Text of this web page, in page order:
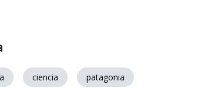
ciencia patagonia